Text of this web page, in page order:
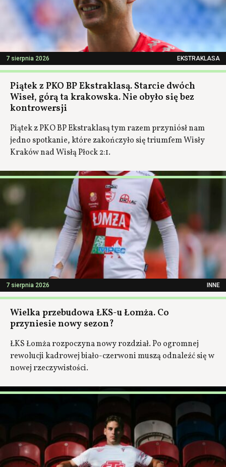
7 sierpnia 2026 EKSTRAKLASA
Piątek z PKO BP Ekstraklasą. Starcie dwóch
Wiseł, górą ta krakowska. Nie obyło się bez
kontrowersji
Piątek z PKO BP Ekstraklasą tym razem przyniósł nam
jedno spotkanie, które zakończyło się triumfem Wisły
Kraków nad Wisłą Płock 2:1.
7 sierpnia 2026 INNE
Wielka przebudowa ŁKS-u Łomża. Co
przyniesie nowy sezon?
ŁKS Łomża rozpoczyna nowy rozdział. Po ogromnej
rewolucji kadrowej biało-czerwoni muszą odnaleźć się w
nowej rzeczywistości.